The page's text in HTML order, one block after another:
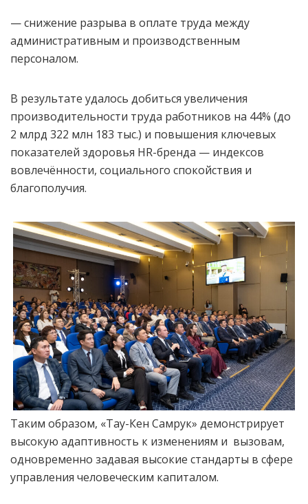
— снижение разрыва в оплате труда между
административным и производственным
персоналом.
В результате удалось добиться увеличения
производительности труда работников на 44% (до
2 млрд 322 млн 183 тыс.) и повышения ключевых
показателей здоровья HR-бренда — индексов
вовлечённости, социального спокойствия и
благополучия.
Таким образом, «Тау-Кен Самрук» демонстрирует
высокую адаптивность к изменениям и вызовам,
одновременно задавая высокие стандарты в сфере
управления человеческим капиталом.